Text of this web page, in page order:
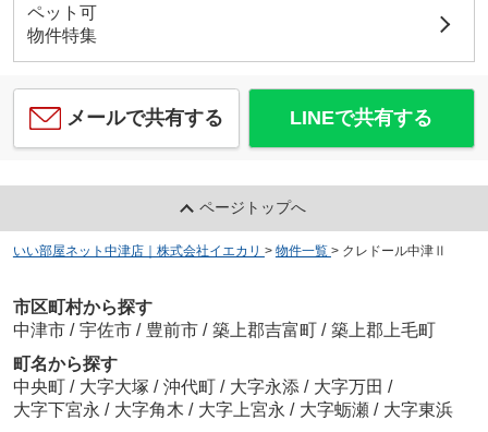
ペット可
物件特集
メールで共有する LINEで共有する
ページトップへ
いい部屋ネット中津店｜株式会社イエカリ > 物件一覧 > クレドール中津Ⅱ
市区町村から探す
中津市 / 宇佐市 / 豊前市 / 築上郡吉富町 / 築上郡上毛町
町名から探す
中央町 / 大字大塚 / 沖代町 / 大字永添 / 大字万田 /
大字下宮永 / 大字角木 / 大字上宮永 / 大字蛎瀬 / 大字東浜